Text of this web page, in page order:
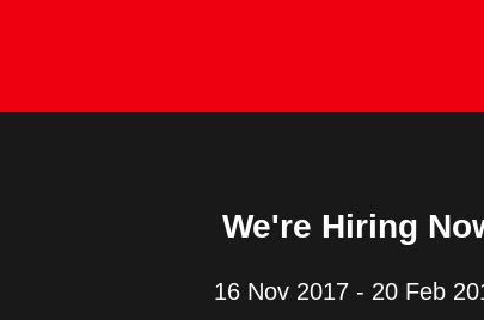
We're Hiring
16 Nov 2017 - 20 Feb